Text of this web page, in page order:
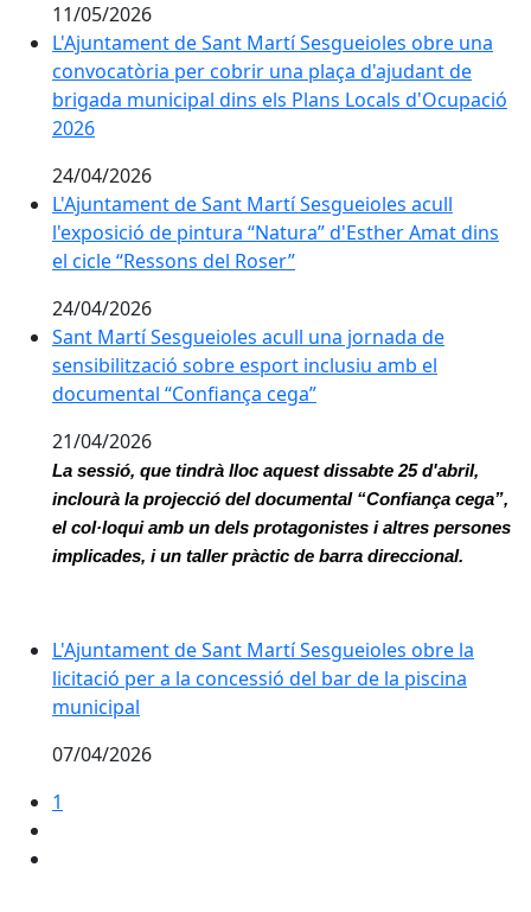
11/05/2026
L'Ajuntament de Sant Martí Sesgueioles obre una
L'Ajuntament de Sant Martí Sesgueioles obre una
convocatòria per cobrir una plaça d'ajudant de
brigada municipal dins els Plans Locals d'Ocupació
2026
24/04/2026
L'Ajuntament de Sant Martí Sesgueioles acull
L'Ajuntament de Sant Martí Sesgueioles acull
l'exposició de pintura “Natura” d'Esther Amat dins
el cicle “Ressons del Roser”
24/04/2026
Sant Martí Sesgueioles acull una jornada de
Sant Martí Sesgueioles acull una jornada de
sensibilització sobre esport inclusiu amb el
documental “Confiança cega”
21/04/2026
La sessió, que tindrà lloc aquest dissabte 25 d'abril,
inclourà la projecció del documental “Confiança cega”,
el col·loqui amb un dels protagonistes i altres persones
implicades, i un taller pràctic de barra direccional.
L'Ajuntament de Sant Martí Sesgueioles obre la
L'Ajuntament de Sant Martí Sesgueioles obre la
licitació per a la concessió del bar de la piscina
municipal
07/04/2026
1